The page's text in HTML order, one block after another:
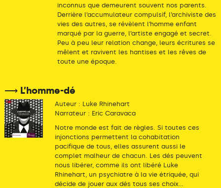
inconnus que demeurent souvent nos parents.
Derrière l’accumulateur compulsif, l’archiviste des
vies des autres, se révèlent l’homme enfant
marqué par la guerre, l’artiste engagé et secret.
Peu à peu leur relation change, leurs écritures se
mêlent et ravivent les hantises et les rêves de
toute une époque.
⟶ L’homme-dé
Auteur : Luke Rhinehart
Narrateur : Eric Caravaca
Notre monde est fait de règles. Si toutes ces
injonctions permettent la cohabitation
pacifique de tous, elles assurent aussi le
complet malheur de chacun. Les dés peuvent
nous libérer, comme ils ont libéré Luke
Rhinehart, un psychiatre à la vie étriquée, qui
décide de jouer aux dés tous ses choix…